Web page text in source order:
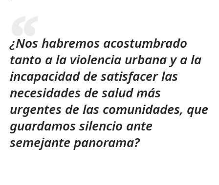
¿Nos habremos acostumbrado
tanto a la violencia urbana y a la
incapacidad de satisfacer las
necesidades de salud más
urgentes de las comunidades, que
guardamos silencio ante
semejante panorama?